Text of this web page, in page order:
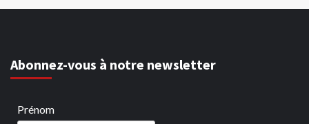
Abonnez-vous à notre newsletter
Prénom